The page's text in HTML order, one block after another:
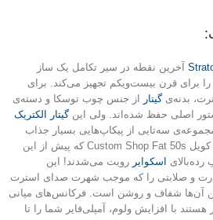
آخرین نقطه در سیر تکامل یک ساز
برای قرن بیست‌ویکم تجهیز می‌کند. برای
بدنه‌یگیتار
از جنس چوب توسکا و دسته‌ی
گیتار الکتریک
سه‌تایی از پیکاپ‌هایی بسیار جذاب
مجهز است. پیکاپ‌های سینگل کویل Custom Shop Fat 50s که پیش از این
اسکوایر رویت می‌شدند! این
و صلابتی را که موجب شهرت صدای استرت
آن‌ها شفاف و روشن است. فرکانس‌های میانی
با افزایش ولوم، آمپلی‌فایر شما را تا